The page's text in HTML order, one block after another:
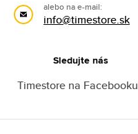
alebo na e-mail:
info@timestore.sk
Sledujte nás
Timestore na Facebooku